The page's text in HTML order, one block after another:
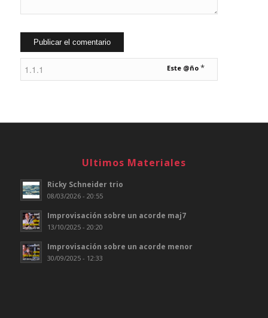
Este @ño *
Ultimos Materiales
Ricky Schneider trio
08/03/2026 - 20:55
Improvisación sobre un acorde maj7
13/10/2025 - 20:20
Improvisación sobre un acorde menor
30/09/2025 - 12:33